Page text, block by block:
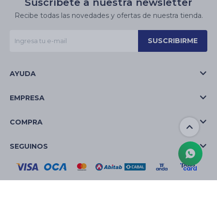
Suscríbete a nuestra newsletter
Recibe todas las novedades y ofertas de nuestra tienda.
SUSCRIBIRME
AYUDA
EMPRESA
COMPRA
SEGUINOS